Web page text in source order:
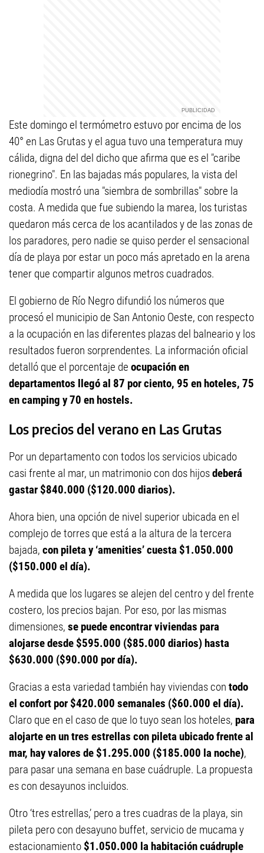
Este domingo el termómetro estuvo por encima de los
40° en Las Grutas y el agua tuvo una temperatura muy
cálida, digna del del dicho que afirma que es el "caribe
rionegrino". En las bajadas más populares, la vista del
mediodía mostró una "siembra de sombrillas" sobre la
costa. A medida que fue subiendo la marea, los turistas
quedaron más cerca de los acantilados y de las zonas de
los paradores, pero nadie se quiso perder el sensacional
día de playa por estar un poco más apretado en la arena
tener que compartir algunos metros cuadrados.
El gobierno de Río Negro difundió los números que
procesó el municipio de San Antonio Oeste, con respecto
a la ocupación en las diferentes plazas del balneario y los
resultados fueron sorprendentes. La información oficial
detalló que el porcentaje de ocupación en
departamentos llegó al 87 por ciento, 95 en hoteles, 75
en camping y 70 en hostels.
Los precios del verano en Las Grutas
Por un departamento con todos los servicios ubicado
casi frente al mar, un matrimonio con dos hijosdeberá
gastar $840.000 ($120.000 diarios).
Ahora bien, una opción de nivel superior ubicada en el
complejo de torres que está a la altura de la tercera
bajada, con pileta y ‘amenities’ cuesta $1.050.000
($150.000 el día).
A medida que los lugares se alejen del centro y del frente
costero, los precios bajan. Por eso, por las mismas
dimensiones, se puede encontrar viviendas para
alojarse desde $595.000 ($85.000 diarios) hasta
$630.000 ($90.000 por día).
Gracias a esta variedad también hay viviendas con todo
el confort por $420.000 semanales ($60.000 el día).
Claro que en el caso de que lo tuyo sean los hoteles, para
alojarte en un tres estrellas con pileta ubicado frente al
mar, hay valores de $1.295.000 ($185.000 la noche),
para pasar una semana en base cuádruple. La propuesta
es con desayunos incluidos.
Otro ‘tres estrellas,’ pero a tres cuadras de la playa, sin
pileta pero con desayuno buffet, servicio de mucama y
estacionamiento $1.050.000 la habitación cuádruple